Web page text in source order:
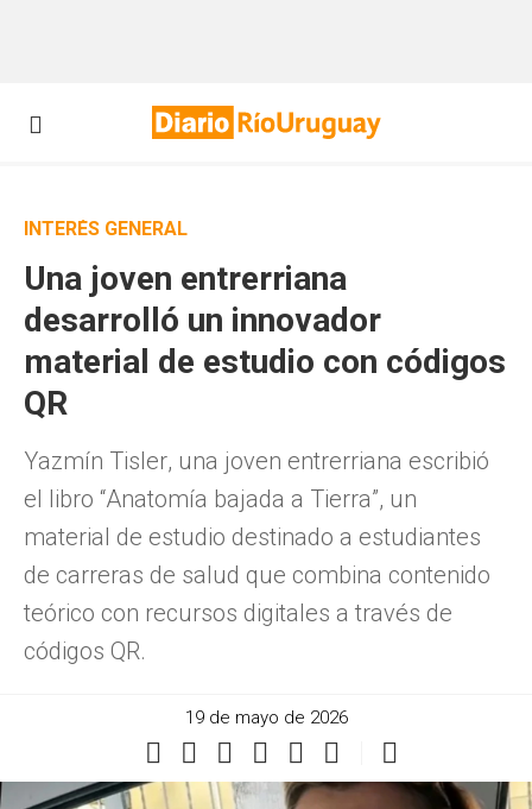
INTERÉS GENERAL
Una joven entrerriana
desarrolló un innovador
material de estudio con códigos
QR
Yazmín Tisler, una joven entrerriana escribió
el libro “Anatomía bajada a Tierra”, un
material de estudio destinado a estudiantes
de carreras de salud que combina contenido
teórico con recursos digitales a través de
códigos QR.
19 de mayo de 2026